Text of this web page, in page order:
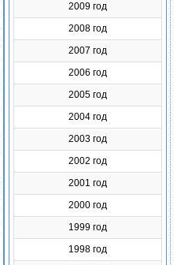
2009 год
2008 год
2007 год
2006 год
2005 год
2004 год
2003 год
2002 год
2001 год
2000 год
1999 год
1998 год